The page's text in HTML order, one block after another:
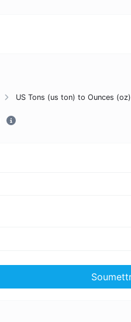
US Tons (us ton) to Ounces (oz)